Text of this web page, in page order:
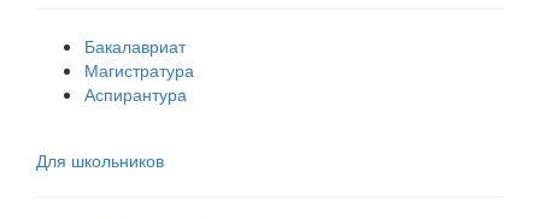
Бакалавриат
Магистратура
Аспирантура
Для школьников